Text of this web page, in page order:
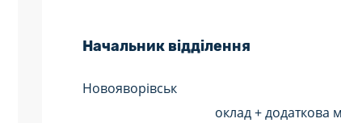
Начальник відділення
Новояворівськ
оклад + додаткова